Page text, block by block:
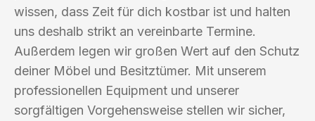
wissen, dass Zeit für dich kostbar ist und halten
uns deshalb strikt an vereinbarte Termine.
Außerdem legen wir großen Wert auf den Schutz
deiner Möbel und Besitztümer. Mit unserem
professionellen Equipment und unserer
sorgfältigen Vorgehensweise stellen wir sicher,